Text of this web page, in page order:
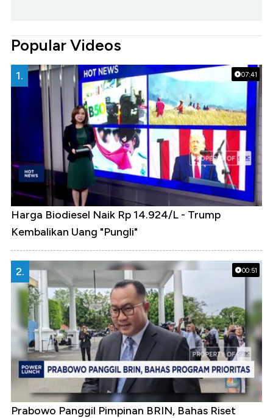
Popular Videos
07:41
1.
Harga Biodiesel Naik Rp 14.924/L - Trump
Kembalikan Uang "Pungli"
00:51
2.
Prabowo Panggil Pimpinan BRIN, Bahas Riset